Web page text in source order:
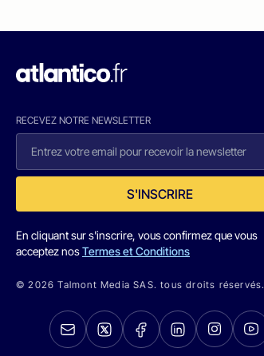
RECEVEZ NOTRE NEWSLETTER
S'INSCRIRE
En cliquant sur s'inscrire, vous confirmez que vous
acceptez nosTermes et Conditions
© 2026 Talmont Media SAS. tous droits réservés.